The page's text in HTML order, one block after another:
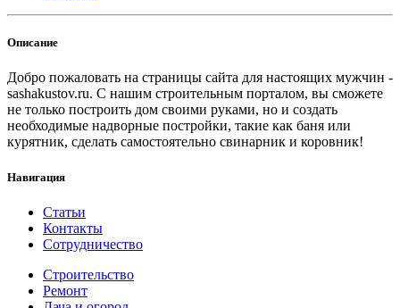
Описание
Добро пожаловать на страницы сайта для настоящих мужчин -
sashakustov.ru. С нашим строительным порталом, вы сможете
не только построить дом своими руками, но и создать
необходимые надворные постройки, такие как баня или
курятник, сделать самостоятельно свинарник и коровник!
Навигация
Статьи
Контакты
Сотрудничество
Строительство
Ремонт